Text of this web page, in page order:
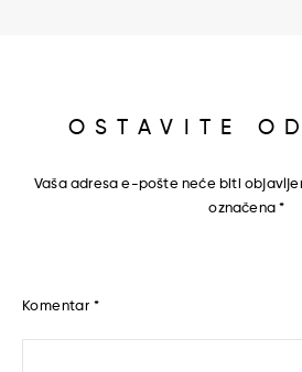
OSTAVITE
Vaša adresa e-pošte neće biti
označena*
Komentar *